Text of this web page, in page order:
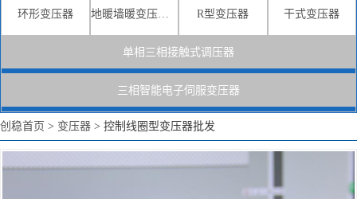
环形变压器 地暖墙暖变压器电源 R型变压器 干式变压器
单相三相接触式调压器
三相智能电子伺服变压器
创稳首页 > 变压器 > 控制线圈型变压器批发